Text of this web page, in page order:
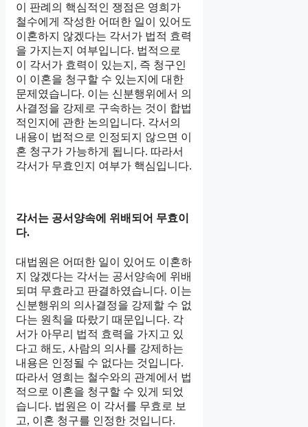
이 판례의 핵심적인 쟁점은 영희가
철수에게 작성한 어떠한 일이 있어도
이혼하지 않겠다는 각서가 법적 효력
을 가지는지 여부입니다. 법적으로
이 각서가 효력이 있는지, 즉 청구인
이 이혼을 청구할 수 있는지에 대한
문제였습니다. 이는 신분행위에서 의
사결정을 강제로 구속하는 것이 합법
적인지에 관한 논의입니다. 각서의
내용이 법적으로 인정되지 않으면 이
혼 청구가 가능하게 됩니다. 따라서
각서가 무효인지 여부가 핵심입니다.
각서는 공서양속에 위배되어 무효이
다.
대법원은 어떠한 일이 있어도 이혼하
지 않겠다는 각서는 공서양속에 위배
되며 무효라고 판결하였습니다. 이는
신분행위의 의사결정을 강제할 수 없
다는 원칙을 따랐기 때문입니다. 각
서가 아무리 법적 효력을 가지고 있
다고 해도, 사람의 의사를 강제하는
내용은 인정될 수 없다는 것입니다.
따라서 영희는 철수와의 관계에서 법
적으로 이혼을 청구할 수 있게 되었
습니다. 법원은 이 각서를 무효로 보
고, 이혼 청구를 인정한 것입니다.